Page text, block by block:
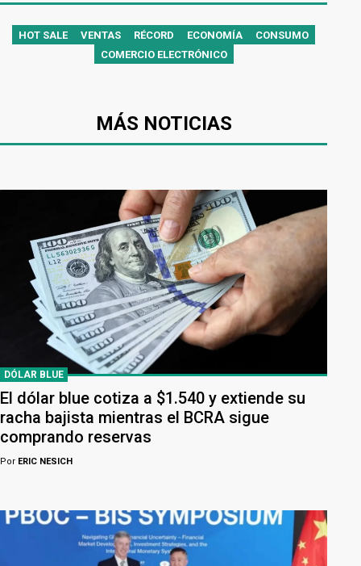
HOT SALE VENTAS RÉCORD ECONOMÍA
CONSUMO
COMERCIO ELECTRÓNICO
MÁS NOTICIAS
DÓLAR BLUE
El dólar blue cotiza a $1.540 y extiende su
racha bajista mientras el BCRA sigue
comprando reservas
Por ERIC NESICH